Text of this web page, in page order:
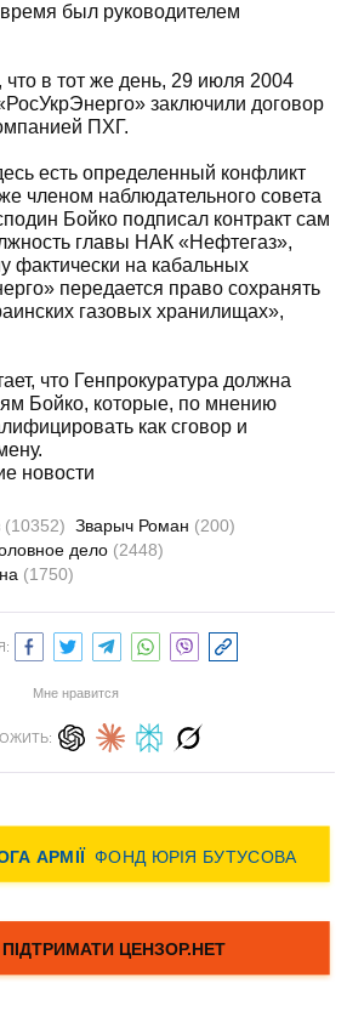
был руководителем
что в тот же день, 29 июля 2004
заключили договор
ПХГ.
есть определенный конфликт
членом наблюдательного совета
Бойко подписал контракт сам
главы НАК «Нефтегаз»,
фактически на кабальных
передается право сохранять
газовых хранилищах»,
что Генпрокуратура должна
Бойко, которые, по мнению
как сговор и
новости
(10352) Зварыч Роман (200)
дело (2448)
(1750)
Мне нравится